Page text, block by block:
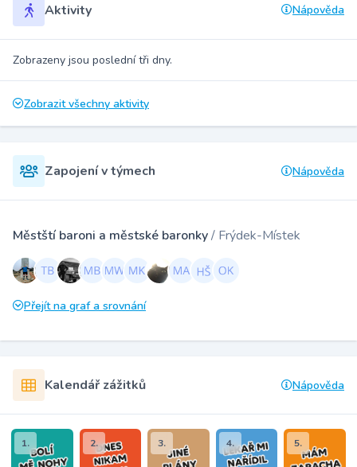
Aktivity Nápověda
Zobrazeny jsou poslední tři dny.
Zobrazit všechny aktivity
Zapojení v týmech Nápověda
Městští baroni a městské baronky/ Frýdek-Místek
Přejít na graf a srovnání
Kalendář zážitků Nápověda
1. 2. 3. 4. 5.